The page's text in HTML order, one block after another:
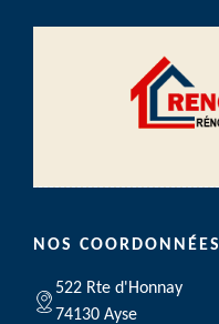
NOS COORDONNÉES
522 Rte d'Honnay
74130 Ayse